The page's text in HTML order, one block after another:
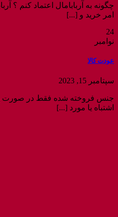
امر خرید و [...]
24
نوامبر
عودت کالا
سپتامبر 15, 2023
جنس فروخته شده فقط در صورت
اشتباه یا مورد [...]